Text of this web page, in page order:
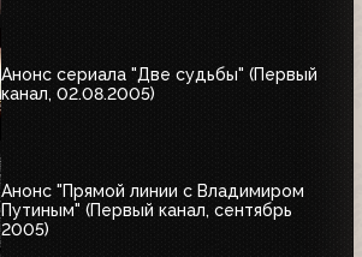
Анонс сериала "Две судьбы" (Первый
канал, 02.08.2005)
Анонс "Прямой линии с Владимиром
Путиным" (Первый канал, сентябрь
2005)